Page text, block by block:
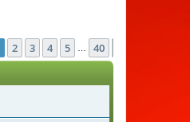
von40
2 3 4 5 40